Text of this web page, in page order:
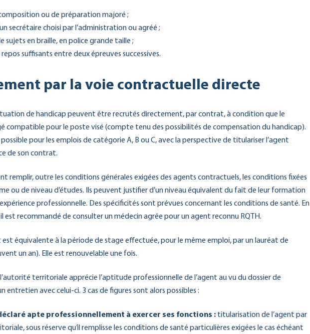
ou de préparation majoré ;
secrétaire choisi par l’administration ou agréé ;
sujets en braille, en police grande taille ;
suffisants entre deux épreuves successives.
par la voie contractuelle directe
de handicap peuvent être recrutés directement, par contrat, à condition que le
compatible pour le poste visé (compte tenu des possibilités de compensation du handicap).
pour les emplois de catégorie A, B ou C, avec la perspective de titulariser l’agent
de son contrat.
remplir, outre les conditions générales exigées des agents contractuels, les conditions fixées
ou de niveau d’études. Ils peuvent justifier d’un niveau équivalent du fait de leur formation
professionnelle. Des spécificités sont prévues concernant les conditions de santé. En
est recommandé de consulter un médecin agrée pour un agent reconnu RQTH.
est équivalente à la période de stage effectuée, pour le même emploi, par un lauréat de
un an). Elle est renouvelable une fois.
territoriale apprécie l’aptitude professionnelle de l’agent au vu du dossier de
entretien avec celui-ci. 3 cas de figures sont alors possibles :
déclaré apte professionnellement à exercer ses fonctions : titularisation de l’agent par
sous réserve qu’il remplisse les conditions de santé particulières exigées le cas échéant